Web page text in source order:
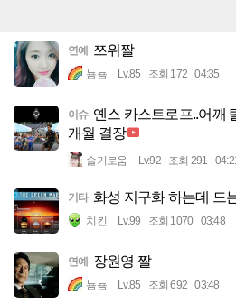
연예 쯔위짤
뇸뇸 Lv.85 조회 172 04:35
이슈 옌스 카스트로프..어깨
개월 결장
슬기로움 Lv.92 조회 291
기타 화성 지구화 하는데 드
치킨 Lv.99 조회 1070 03:48
연예 장원영 짤
뇸뇸 Lv.85 조회 692 03:48